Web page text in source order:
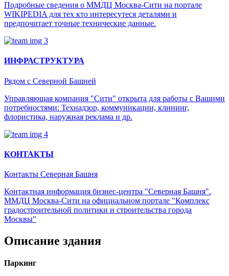
Подробные сведения о ММДЦ Москва-Сити на портале
WIKIPEDIA для тех кто интересутеся деталями и
предпочитает точные технические данные.
ИНФРАСТРУКТУРА
Рядом с Северной Башней
Управляющая компания "Сити" открыта для работы с Вашими
потребностями: Технадзор, коммуникации, клининг,
флористика, наружная реклама и др.
КОНТАКТЫ
Контакты Северная Башня
Контактная информация бизнес-центра "Северная Башня".
ММДЦ Москва-Сити на официальном портале "Комплекс
градостроительной политики и строительства города
Москвы"
Описание здания
Паркинг